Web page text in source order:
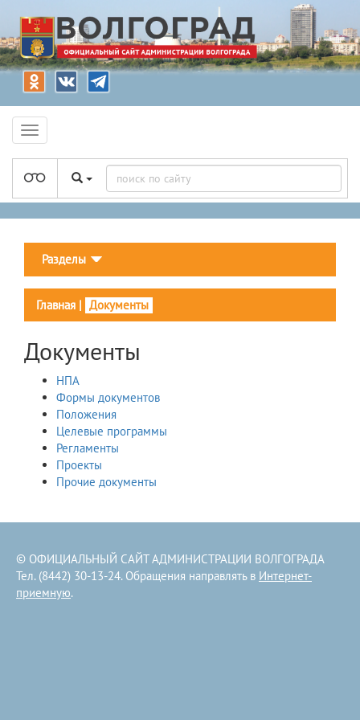
Разделы
Главная | Документы
Документы
НПА
Формы документов
Положения
Целевые программы
Регламенты
Проекты
Прочие документы
© ОФИЦИАЛЬНЫЙ САЙТ АДМИНИСТРАЦИИ ВОЛГОГРАДА
Тел. (8442) 30-13-24. Обращения направлять в Интернет-
приемную.